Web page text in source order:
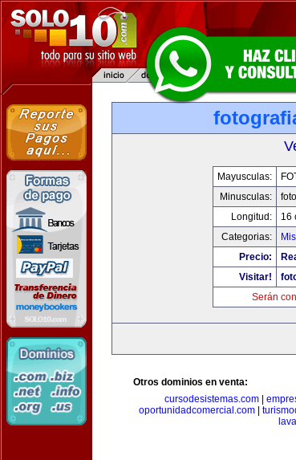
Mayusculas:
Minusculas:
Longitud:
16
Categorias:
Precio:
Visitar!
Serán
Otros dominios en venta:
cursodesistemas.com
oportunidadcomercial.com